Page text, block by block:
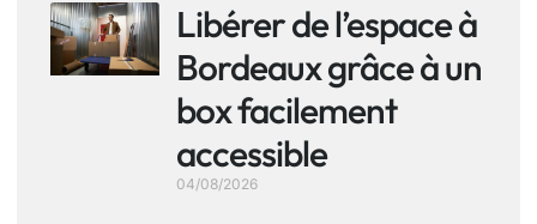
Libérer de l’espace à
Bordeaux grâce à un
box facilement
accessible
04/08/2026